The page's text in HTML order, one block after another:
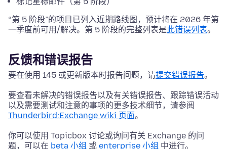
“第 5 阶段”的项目已列入近期路线图，预计将在 2026 年第
一季度前可用/解决。第 5 阶段的完整列表是此错误列表。
反馈和错误报告
要在使用 145 或更新版本时报告问题，请提交错误报告。
要查看未解决的错误报告以及有关错误报告、跟踪错误活动
以及需要测试和注意的事项的更多技术细节，请参阅
Thunderbird:Exchange wiki 页面。
你可以使用 Topicbox 讨论或询问有关 Exchange 的问
题，可以在 beta 小组 或 enterprise 小组 中进行。